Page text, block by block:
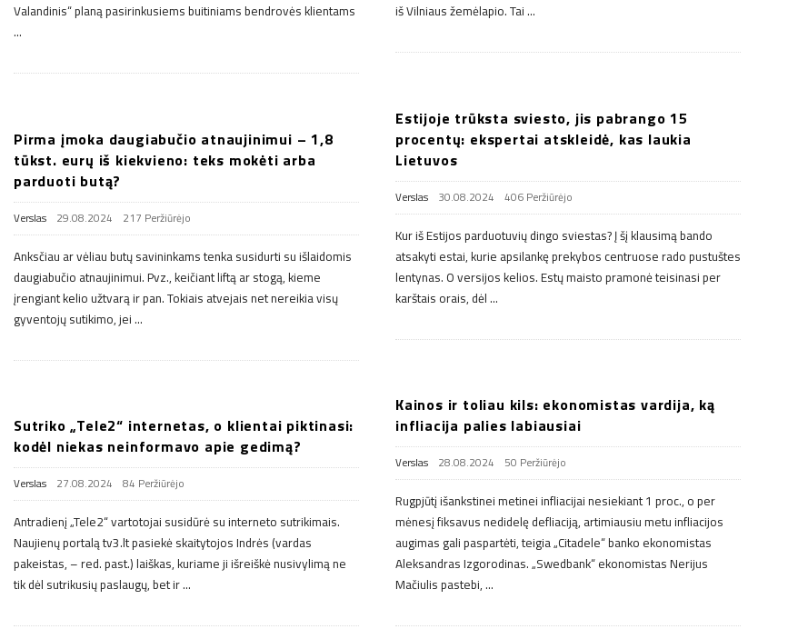
Valandinis“ planą pasirinkusiems buitiniams bendrovės klientams
…
iš Vilniaus žemėlapio. Tai …
Estijoje trūksta sviesto, jis pabrango 15
procentų: ekspertai atskleidė, kas laukia
Lietuvos
Verslas 30.08.2024 406 Peržiūrėjo
Kur iš Estijos parduotuvių dingo sviestas? Į šį klausimą bando
atsakyti estai, kurie apsilankę prekybos centruose rado pustuštes
lentynas. O versijos kelios. Estų maisto pramonė teisinasi per
karštais orais, dėl …
Pirma įmoka daugiabučio atnaujinimui – 1,8
tūkst. eurų iš kiekvieno: teks mokėti arba
parduoti butą?
Verslas 29.08.2024 217 Peržiūrėjo
Anksčiau ar vėliau butų savininkams tenka susidurti su išlaidomis
daugiabučio atnaujinimui. Pvz., keičiant liftą ar stogą, kieme
įrengiant kelio užtvarą ir pan. Tokiais atvejais net nereikia visų
gyventojų sutikimo, jei …
Kainos ir toliau kils: ekonomistas vardija, ką
infliacija palies labiausiai
Verslas 28.08.2024 50 Peržiūrėjo
Rugpjūtį išankstinei metinei infliacijai nesiekiant 1 proc., o per
mėnesį fiksavus nedidelę defliaciją, artimiausiu metu infliacijos
augimas gali paspartėti, teigia „Citadele“ banko ekonomistas
Aleksandras Izgorodinas. „Swedbank“ ekonomistas Nerijus
Mačiulis pastebi, …
Sutriko „Tele2“ internetas, o klientai piktinasi:
kodėl niekas neinformavo apie gedimą?
Verslas 27.08.2024 84 Peržiūrėjo
Antradienį „Tele2“ vartotojai susidūrė su interneto sutrikimais.
Naujienų portalą tv3.lt pasiekė skaitytojos Indrės (vardas
pakeistas, – red. past.) laiškas, kuriame ji išreiškė nusivylimą ne
tik dėl sutrikusių paslaugų, bet ir…